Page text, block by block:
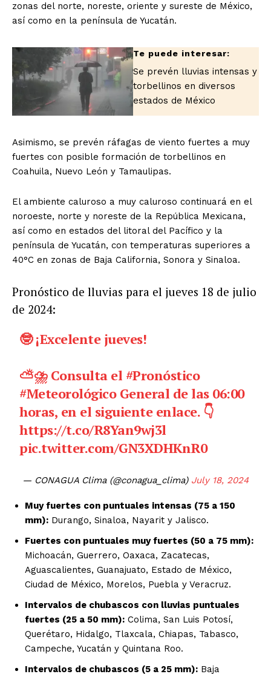
SUSCRIBIRSE
Estados
Aguascalientes Baja California
Baja California Sur Campeche
Chiapas
zonas del norte, noreste, oriente y sureste de México,
así como en la península de Yucatán.
Se prevén lluvias intensas y
torbellinos en diversos
estados de México
Asimismo, se prevén ráfagas de viento fuertes a muy
fuertes con posible formación de torbellinos en
Coahuila, Nuevo León y Tamaulipas.
El ambiente caluroso a muy caluroso continuará en el
noroeste, norte y noreste de la República Mexicana,
así como en estados del litoral del Pacífico y la
península de Yucatán, con temperaturas superiores a
40°C en zonas de Baja California, Sonora y Sinaloa.
Pronóstico de lluvias para el jueves 18 de julio
de 2024:
🤓 ¡Excelente jueves!
⛅️⛈️ Consulta el #Pronóstico
#MeteorológicoGeneral de las 06:00
horas, en el siguiente enlace. 👇
https://t.co/R8Yan9wj3l
pic.twitter.com/GN3XDHKnR0
— CONAGUA Clima (@conagua_clima) July 18, 2024
Muy fuertes con puntuales intensas (75 a 150
mm): Durango, Sinaloa, Nayarit y Jalisco.
Fuertes con puntuales muy fuertes (50 a 75 mm):
Michoacán, Guerrero, Oaxaca, Zacatecas,
Aguascalientes, Guanajuato, Estado de México,
Ciudad de México, Morelos, Puebla y Veracruz.
Intervalos de chubascos con lluvias puntuales
fuertes (25 a 50 mm): Colima, San Luis Potosí,
Querétaro, Hidalgo, Tlaxcala, Chiapas, Tabasco,
Campeche, Yucatán y Quintana Roo.
Intervalos de chubascos (5 a 25 mm): Baja